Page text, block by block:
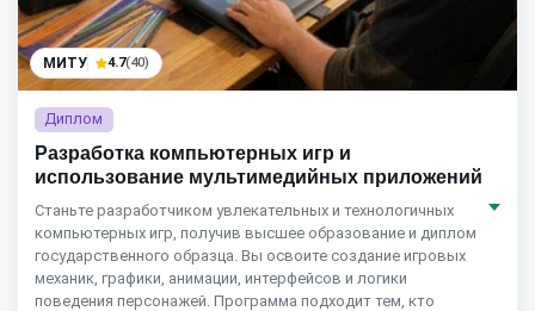
МИТУ 4.7(40)
Диплом
Разработка компьютерных игр и
использование мультимедийных приложений
Станьте разработчиком увлекательных и технологичных
компьютерных игр, получив высшее образование и диплом
государственного образца. Вы освоите создание игровых
механик, графики, анимации, интерфейсов и логики
поведения персонажей. Программа подходит тем, кто